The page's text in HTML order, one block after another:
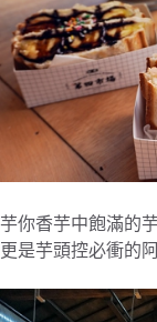
芋你香芋中飽滿的
更是芋頭控必衝的